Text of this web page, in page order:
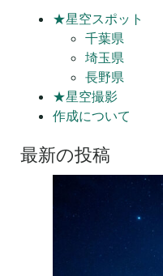
★星空スポット
千葉県
埼玉県
長野県
★星空撮影
作成について
最新の投稿